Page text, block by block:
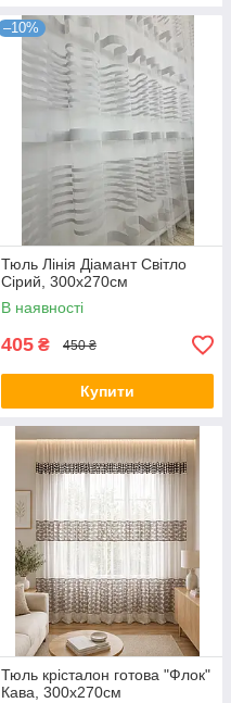
–10%
Тюль Лінія Діамант Світло
Сірий, 300х270см
В наявності
405 ₴ 450 ₴
Купити
Тюль крісталон готова "Флок"
Кава, 300х270см